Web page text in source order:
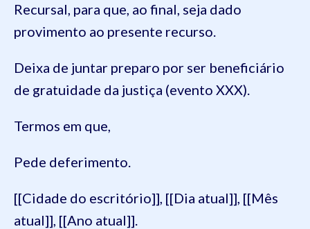
Recursal, para que, ao final, seja dado
provimento ao presente recurso.
Deixa de juntar preparo por ser beneficiário
de gratuidade da justiça (evento XXX).
Termos em que,
Pede deferimento.
[[Cidade do escritório]], [[Dia atual]], [[Mês
atual]], [[Ano atual]].